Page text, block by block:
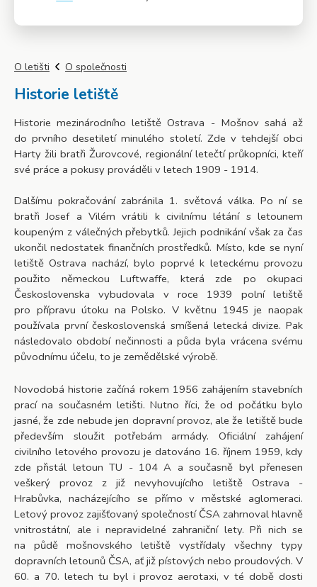
O letišti O společnosti
Historie letiště
Historie mezinárodního letiště Ostrava - Mošnov sahá až
do prvního desetiletí minulého století. Zde v tehdejší obci
Harty žili bratři Žurovcové, regionální letečtí průkopníci, kteří
své práce a pokusy prováděli v letech 1909 - 1914.
Dalšímu pokračování zabránila 1. světová válka. Po ní se
bratři Josef a Vilém vrátili k civilnímu létání s letounem
koupeným z válečných přebytků. Jejich podnikání však za čas
ukončil nedostatek finančních prostředků. Místo, kde se nyní
letiště Ostrava nachází, bylo poprvé k leteckému provozu
použito německou Luftwaffe, která zde po okupaci
Československa vybudovala v roce 1939 polní letiště
pro přípravu útoku na Polsko. V květnu 1945 je naopak
používala první československá smíšená letecká divize. Pak
následovalo období nečinnosti a půda byla vrácena svému
původnímu účelu, to je zemědělské výrobě.
Novodobá historie začíná rokem 1956 zahájením stavebních
prací na současném letišti. Nutno říci, že od počátku bylo
jasné, že zde nebude jen dopravní provoz, ale že letiště bude
především sloužit potřebám armády. Oficiální zahájení
civilního letového provozu je datováno 16. říjnem 1959, kdy
zde přistál letoun TU - 104 A a současně byl přenesen
veškerý provoz z již nevyhovujícího letiště Ostrava -
Hrabůvka, nacházejícího se přímo v městské aglomeraci.
Letový provoz zajišťovaný společností ČSA zahrnoval hlavně
vnitrostátní, ale i nepravidelné zahraniční lety. Při nich se
na půdě mošnovského letiště vystřídaly všechny typy
dopravních letounů ČSA, ať již pístových nebo proudových. V
60. a 70. letech tu byl i provoz aerotaxi, v té době dosti